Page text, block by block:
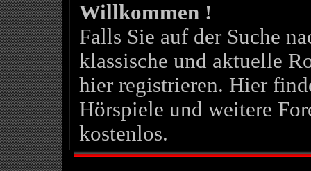
Willkommen !
Falls Sie auf der Suche
klassische und aktuelle
hier registrieren. Hier
Hörspiele und weitere
kostenlos.